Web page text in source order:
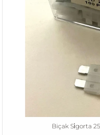
Biçak Si̇gorta